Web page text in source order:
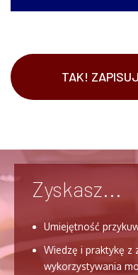
TAK!
Zyskasz...
Umiejętność
Wiedzę i praktykę z
wykorzystywania